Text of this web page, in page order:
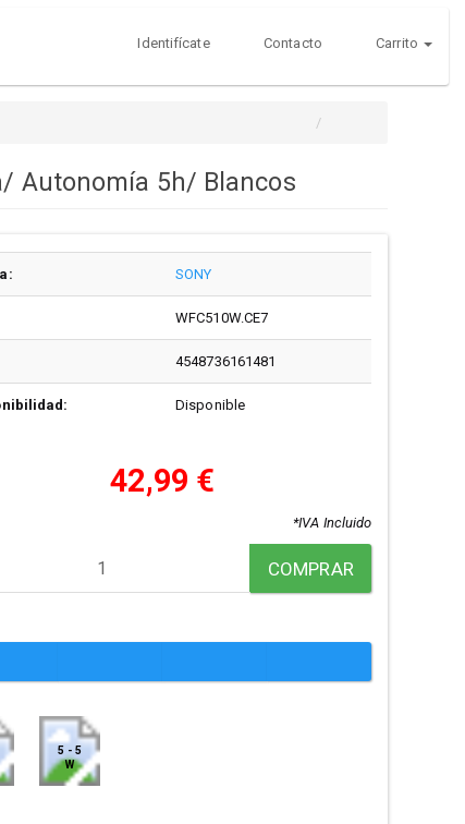
Identifícate Contacto Carrito
Autonomía 5h/ Blancos
SONY
WFC510W.CE7
4548736161481
Disponible
42,99 €
*IVA Incluido
COMPRAR
5 - 5
W